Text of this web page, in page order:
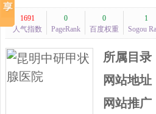
1691
人气指数
0
PageRank
0
百度权重
1
Sogou
所属目录
网站地址
网站推广